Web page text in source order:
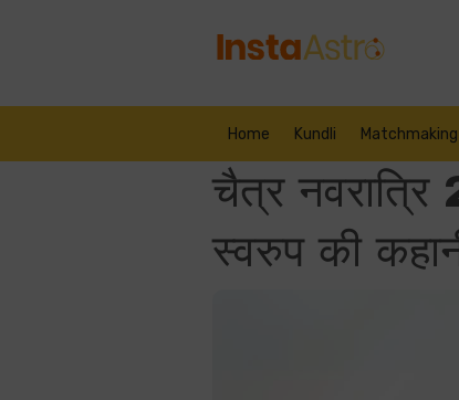
Home Kundli Matchmaking
चैत्र
स्वरुप की